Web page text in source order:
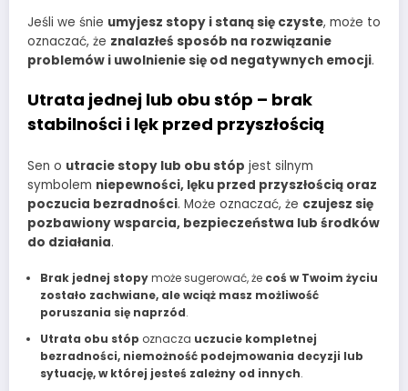
Jeśli we śnie umyjesz stopy i staną się czyste, może to
oznaczać, że znalazłeś sposób na rozwiązanie
problemów i uwolnienie się od negatywnych emocji.
Utrata jednej lub obu stóp – brak
stabilności i lęk przed przyszłością
Sen o utracie stopy lub obu stóp jest silnym
symbolem niepewności, lęku przed przyszłością oraz
poczucia bezradności. Może oznaczać, że czujesz się
pozbawiony wsparcia, bezpieczeństwa lub środków
do działania.
Brak jednej stopymoże sugerować, że coś w Twoim życiu
zostało zachwiane, ale wciąż masz możliwość
poruszania się naprzód.
Utrata obu stóp oznacza uczucie kompletnej
bezradności, niemożność podejmowania decyzji lub
sytuację, w której jesteś zależny od innych.